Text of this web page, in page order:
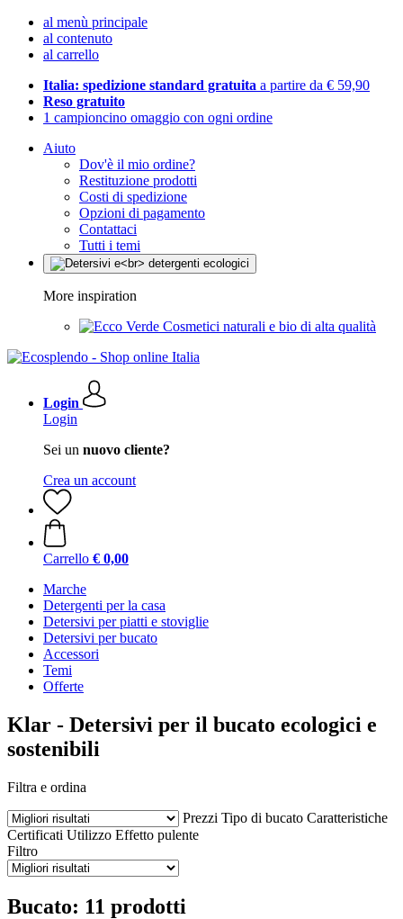
al menù principale
al contenuto
al carrello
Italia: spedizione standard gratuita a partire da € 59,90
Reso gratuito
1 campioncino omaggio con ogni ordine
Aiuto
Dov'è il mio ordine?
Restituzione prodotti
Costi di spedizione
Opzioni di pagamento
Contattaci
Tutti i temi
More inspiration
Cosmetici naturali e bio di alta qualità
Login
Login
Sei un nuovo cliente?
Crea un account
Carrello € 0,00
Marche
Detergenti per la casa
Detersivi per piatti e stoviglie
Detersivi per bucato
Accessori
Temi
Offerte
Klar - Detersivi per il bucato ecologici e
sostenibili
Filtra e ordina
Prezzi Tipo di bucato Caratteristiche
Certificati Utilizzo Effetto pulente
Filtro
Bucato: 11 prodotti